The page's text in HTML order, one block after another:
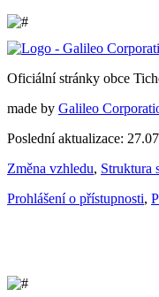
Oficiální stránky obce
made by Galileo
Poslední aktualizace:
Změna vzhledu, Struktura
Prohlášení o přístupnosti,